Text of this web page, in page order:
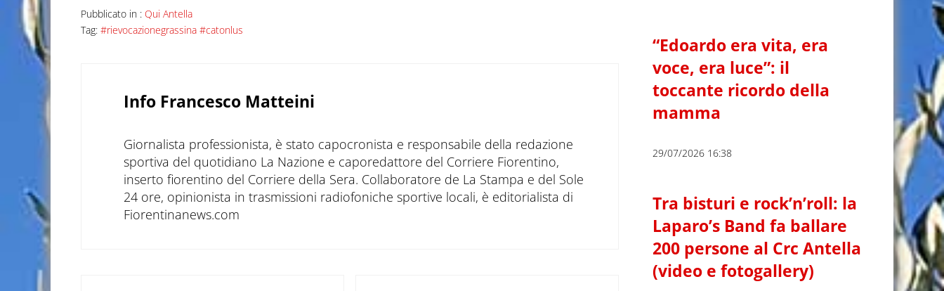
Pubblicato in : Qui Antella
Tag: #rievocazionegrassina #catonlus
Info Francesco Matteini
Giornalista professionista, è stato capocronista e responsabile della redazione
sportiva del quotidiano La Nazione e caporedattore del Corriere Fiorentino,
inserto fiorentino del Corriere della Sera. Collaboratore de La Stampa e del Sole
24 ore, opinionista in trasmissioni radiofoniche sportive locali, è editorialista di
Fiorentinanews.com
“Edoardo era vita, era
voce, era luce”: il
toccante ricordo della
mamma
29/07/2026 16:38
Tra bisturi e rock’n’roll: la
Laparo’s Band fa ballare
200 persone al Crc Antella
(video e fotogallery)